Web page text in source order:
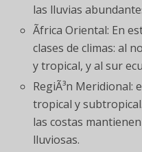
las lluvias
Ãfrica Oriental: En
clases de climas: al
y tropical, y al sur
RegiÃ³n Meridional:
tropical y
las costas
lluviosas.